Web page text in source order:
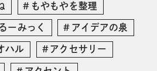
もやもやを整理
るーみっく アイデアの泉
ハル アクセサリー